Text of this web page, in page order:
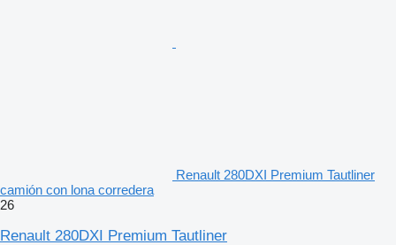
Renault 280DXI Premium Tautliner
camión con lona corredera
26
Renault 280DXI Premium Tautliner